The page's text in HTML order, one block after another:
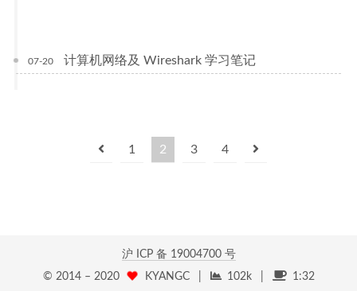
07-20 计算机网络及 Wireshark 学习笔记
1 2 3 4
沪 ICP 备 19004700 号
© 2014 – 2020 KYANGC 102k 1:32